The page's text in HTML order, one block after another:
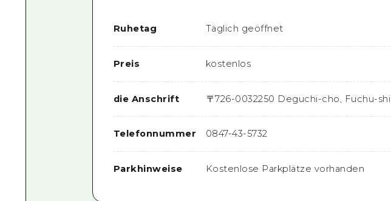
Ruhetag Täglich geöffnet
Preis kostenlos
die Anschrift 〒726-0032250 Deguchi-cho, Fuchu-shi
Telefonnummer 0847-43-5732
Parkhinweise Kostenlose Parkplätze vorhanden